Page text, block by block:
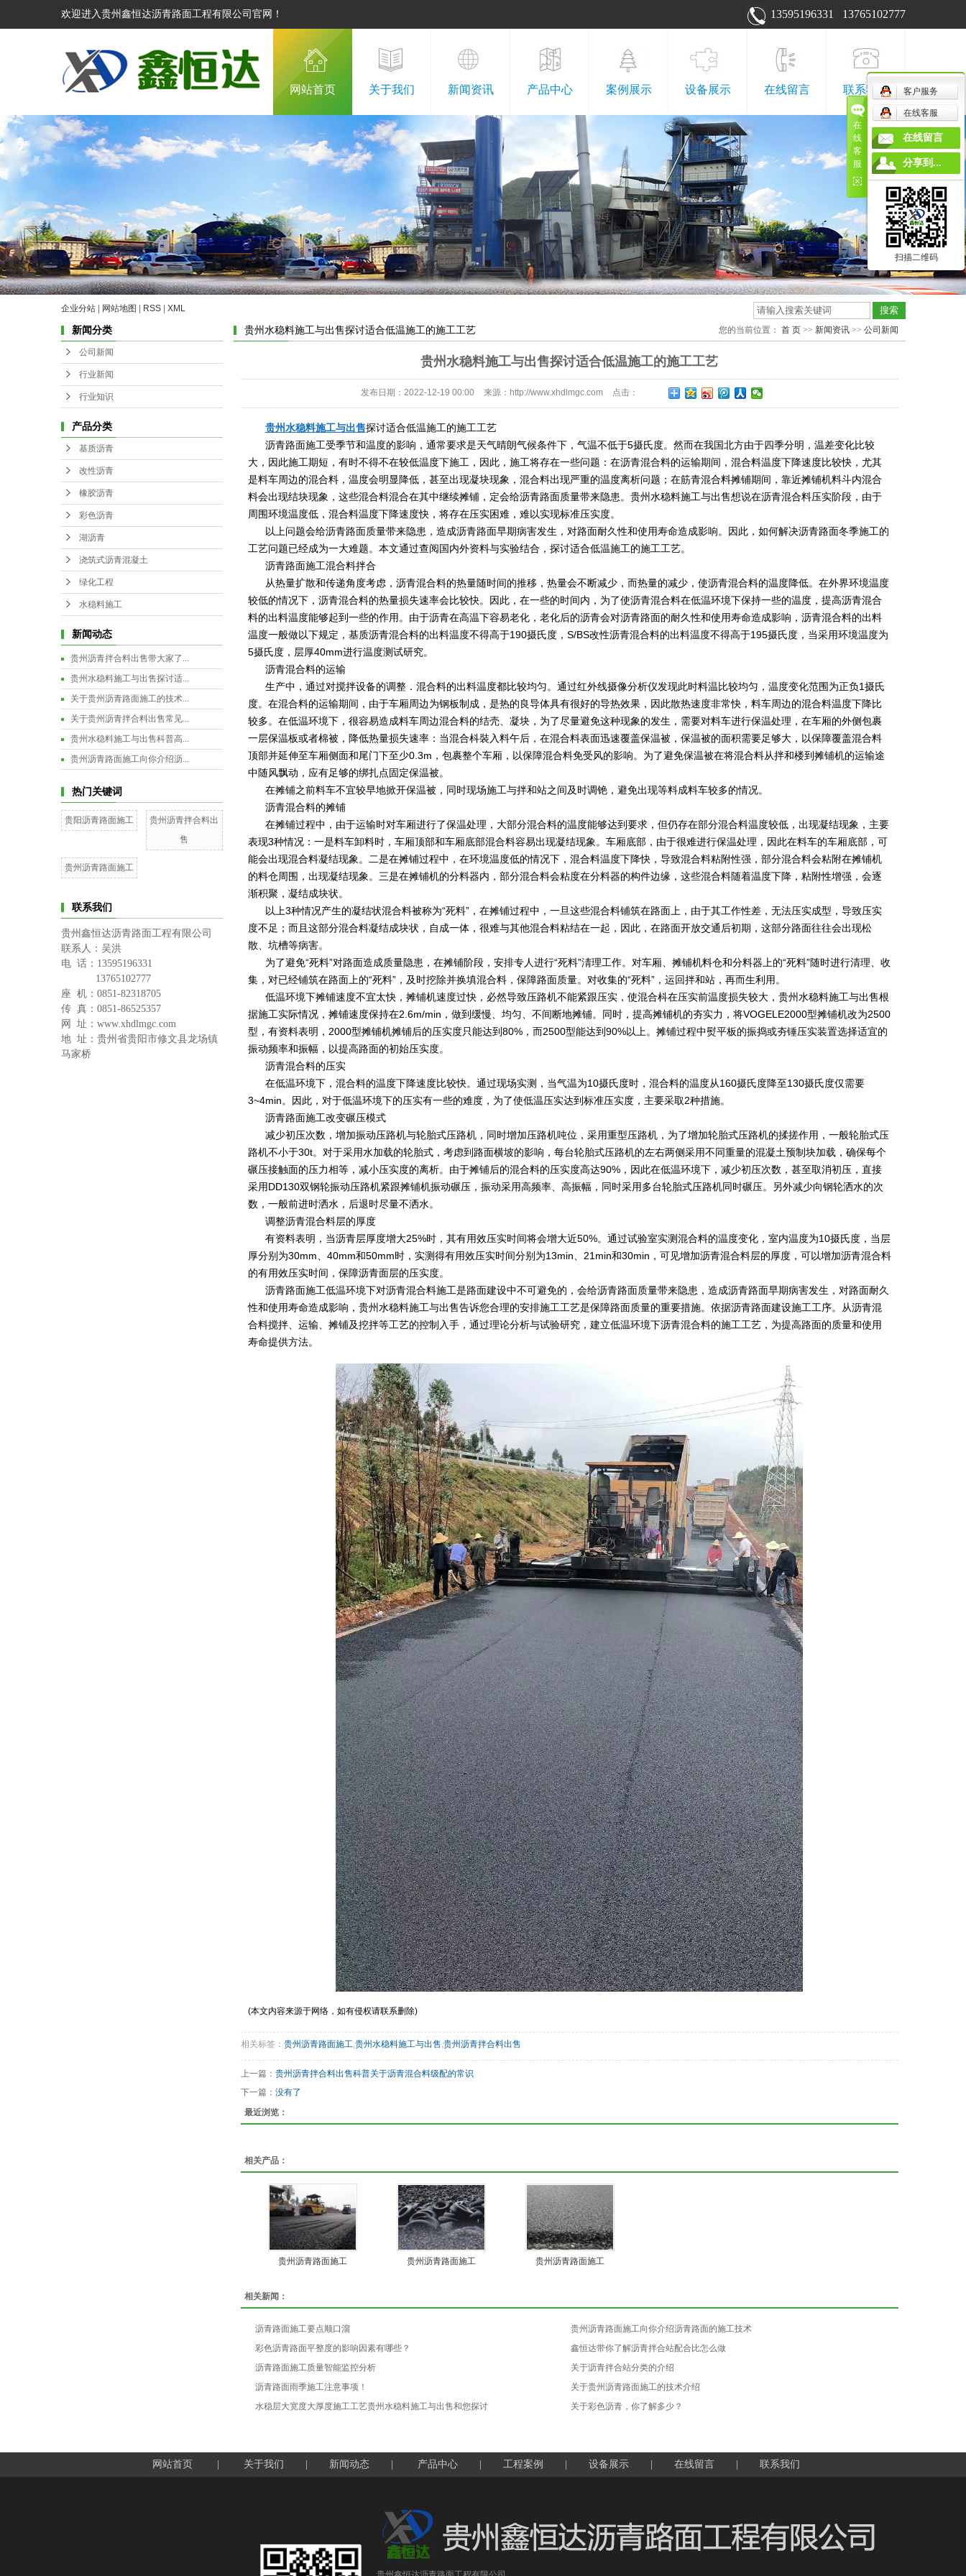
欢迎进入贵州鑫恒达沥青路面工程有限公司官网！ 13595196331 13765102777
网站首页 关于我们
公司介绍
荣誉资质
视频展示
新闻资讯
行业新闻
行业知识
产品中心
橡胶沥青
彩色沥青
湖沥青
浇筑式沥青混凝土
绿化工程
案例展示
土石方工程
绿化工程
沥青拌合站
设备展示
设备展示
在线留言 联系我们
联系我们
电子地图
企业分站| 网站地图 RSS| XML
新闻分类
公司新闻
行业新闻
行业知识
产品分类
基质沥青
改性沥青
橡胶沥青
彩色沥青
湖沥青
浇筑式沥青混凝土
绿化工程
水稳料施工
新闻动态
贵州沥青拌合料出售带大家了...
贵州水稳料施工与出售探讨适...
关于贵州沥青路面施工的技术...
关于贵州沥青拌合料出售常见...
贵州水稳料施工与出售科普高...
贵州沥青路面施工向你介绍沥...
热门关键词
贵阳沥青路面施工
贵州沥青拌合料出
售
贵州沥青路面施工
联系我们
贵州鑫恒达沥青路面工程有限公司
联系人：吴洪
电 话：13595196331
13765102777
座 机：0851-82318705
传 真： 0851-86525357
网 址：www.xhdlmgc.com
地 址：贵州省贵阳市修文县龙场镇
马家桥
贵州水稳料施工与出售探讨适合低温施工的施工工艺 您的当前位置： 首 页>> 新闻资讯>> 公司新闻
贵州水稳料施工与出售探讨适合低温施工的施工工艺
发布日期： 2022-12-19 00:00 来源： http://www.xhdlmgc.com 点击：
贵州水稳料施工与出售探讨适合低温施工的施工工艺
沥青路面施工受季节和温度的影响，通常要求是天气晴朗气候条件下，气温不低于5摄氏度。然而在我国北方由于四季分明，温差变化比较
大，因此施工期短，有时不得不在较低温度下施工，因此，施工将存在一些问题：在沥青混合料的运输期间，混合料温度下降速度比较快，尤其
是料车周边的混合料，温度会明显降低，甚至出现凝块现象，混合料出现严重的温度离析问题；在筋青混合料摊铺期间，靠近摊铺机料斗内混合
料会出现结块现象，这些混合料混合在其中继续摊铺，定会给沥青路面质量带来隐患。贵州水稳料施工与出售想说在沥青混合料压实阶段，由于
周围环境温度低，混合料温度下降速度快，将存在压实困难，难以实现标准压实度。
以上问题会给沥青路面质量带来隐患，造成沥青路面早期病害发生，对路面耐久性和使用寿命造成影响。因此，如何解决沥青路面冬季施工的
工艺问题已经成为一大难题。本文通过查阅国内外资料与实验结合，探讨适合低温施工的施工工艺。
沥青路面施工混合料拌合
从热量扩散和传递角度考虑，沥青混合料的热量随时间的推移，热量会不断减少，而热量的减少，使沥青混合料的温度降低。在外界环境温度
较低的情况下，沥青混合料的热量损失速率会比较快。因此，在一些的时间内，为了使沥青混合料在低温环境下保持一些的温度，提高沥青混合
料的出料温度能够起到一些的作用。由于沥青在高温下容易老化，老化后的沥青会对沥青路面的耐久性和使用寿命造成影响，沥青混合料的出料
温度一般做以下规定，基质沥青混合料的出料温度不得高于190摄氏度，S/BS改性沥青混合料的出料温度不得高于195摄氏度，当采用环境温度为
5摄氏度，层厚40mm进行温度测试研究。
沥青混合料的运输
生产中，通过对搅拌设备的调整．混合料的出料温度都比较均匀。通过红外线摄像分析仪发现此时料温比较均匀，温度变化范围为正负1摄氏
度。在混合料的运输期间，由于车厢周边为钢板制成，是热的良导体具有很好的导热效果，因此散热速度非常快，料车周边的混合料温度下降比
较多。在低温环境下，很容易造成料车周边混合料的结壳、凝块，为了尽量避免这种现象的发生，需要对料车进行保温处理，在车厢的外侧包裹
一层保温板或者棉被，降低热量损失速率：当混合枓裝入料午后，在混合料表面迅速覆盖保温被，保温被的面积需要足够大，以保障覆盖混合料
顶部并延伸至车厢侧面和尾门下至少0.3m，包裹整个车厢，以保障混合料免受风的影响。为了避免保温被在将混合料从拌和楼到摊铺机的运输途
中随风飘动，应有足够的绑扎点固定保温被。
在摊铺之前料车不宜较早地掀开保温被，同时现场施工与拌和站之间及时调铯，避免出现等料成料车较多的情况。
沥青混合料的摊铺
在摊铺过程中，由于运输时对车厢进行了保温处理，大部分混合料的温度能够达到要求，但仍存在部分混合料温度较低，出现凝结现象，主要
表现3种情况：一是料车卸料时，车厢顶部和车厢底部混合料容易出现凝结现象。车厢底部，由于很难进行保温处理，因此在料车的车厢底部，可
能会出现混合料凝结现象。二是在摊铺过程中，在环境温度低的情况下，混合料温度下降快，导致混合料粘附性强，部分混合料会粘附在摊铺机
的料仓周围，出现凝结现象。三是在摊铺机的分料器内，部分混合料会粘度在分料器的构件边缘，这些混合料随着温度下降，粘附性增强，会逐
渐积聚，凝结成块状。
以上3种情况产生的凝结状混合料被称为“死料”，在摊铺过程中，一旦这些混合料铺筑在路面上，由于其工作性差，无法压实成型，导致压实
度不足；而且这部分混合料凝结成块状，自成一体，很难与其他混合料粘结在一起，因此，在路面开放交通后初期，这部分路面往往会出现松
散、坑槽等病害。
为了避免“死料”对路面造成质量隐患，在摊铺阶段，安排专人进行“死料”淸理工作。对车厢、摊铺机料仓和分料器上的“死料”随时进行清理、收
集，对已经铺筑在路面上的“死料”，及时挖除并换填混合料，保障路面质量。对收集的“死料”，运回拌和站，再而生利用。
低温环境下摊铺速度不宜太快，摊铺机速度过快，必然导致压路机不能紧跟压实，使混合枓在压实前温度损失较大，贵州水稳料施工与出售根
据施工实际情况，摊铺速度保持在2.6m/min，做到缓慢、均匀、不间断地摊铺。同时，提高摊铺机的夯实力，将VOGELE2000型摊铺机改为2500
型，有资料表明，2000型摊铺机摊铺后的压实度只能达到80%，而2500型能达到90%以上。摊铺过程中熨平板的振捣或夯锤压实装置选择适宜的
振动频率和振幅，以提高路面的初始压实度。
沥青混合料的压实
在低温环境下，混合料的温度下降速度比较快。通过现场实测，当气温为10摄氏度时，混合料的温度从160摄氏度降至130摄氏度仅需要
3~4min。因此，对于低温环境下的压实有一些的难度，为了使低温压实达到标准压实度，主要采取2种措施。
沥青路面施工改变碾压模式
减少初压次数，增加振动压路机与轮胎式压路机，同时增加压路机吨位，采用重型压路机，为了增加轮胎式压路机的揉搓作用，一般轮胎式压
路机不小于30t。对于采用水加载的轮胎式，考虑到路面横坡的影响，每台轮胎式压路机的左右两侧采用不同重量的混凝土预制块加载，确保每个
碾压接触面的压力相等，减小压实度的离析。由于摊铺后的混合料的压实度高达90%，因此在低温环境下，减少初压次数，甚至取消初压，直接
采用DD130双钢轮振动压路机紧跟摊铺机振动碾压，振动采用高频率、高振幅，同时采用多台轮胎式压路机同时碾压。另外减少向钢轮洒水的次
数，一般前进时洒水，后退时尽量不洒水。
调整沥青混合料层的厚度
有资料表明，当沥青层厚度增大25%时，其有用效压实时间将会增大近50%。通过试验室实测混合料的温度变化，室内温度为10摄氏度，当层
厚分别为30mm、40mm和50mm时，实测得有用效压实时间分别为13min、21min和30min，可见增加沥青混合料层的厚度，可以增加沥青混合料
的有用效压实时间，保障沥青面层的压实度。
沥青路面施工低温环境下对沥青混合料施工是路面建设中不可避免的，会给沥青路面质量带来隐患，造成沥青路面早期病害发生，对路面耐久
性和使用寿命造成影响，贵州水稳料施工与出售告诉您合理的安排施工工艺是保障路面质量的重要措施。依据沥青路面建设施工工序。从沥青混
合料搅拌、运输、摊铺及挖拌等工艺的控制入手，通过理论分析与试验研究，建立低温环境下沥青混合料的施工工艺，为提高路面的质量和使用
寿命提供方法。
(本文内容来源于网络，如有侵权请联系删除)
相关标签： 贵州沥青路面施工,贵州水稳料施工与出售,贵州沥青拌合料出售
上一篇： 贵州沥青拌合料出售科普关于沥青混合料级配的常识
下一篇： 没有了
最近浏览：
相关产品：
贵州沥青路面施工 贵州沥青路面施工 贵州沥青路面施工
相关新闻：
沥青路面施工要点顺口溜
贵州沥青路面施工向你介绍沥青路面的施工技术
彩色沥青路面平整度的影响因素有哪些？
鑫恒达带你了解沥青拌合站配合比怎么做
沥青路面施工质量智能监控分析
关于沥青拌合站分类的介绍
沥青路面雨季施工注意事项！
关于贵州沥青路面施工的技术介绍
​水稳层大宽度大厚度施工工艺贵州水稳料施工与出售和您探讨
关于彩色沥青，你了解多少？
网站首页 关于我们 新闻动态 产品中心 工程案例 设备展示 在线留言 联系我们
在
线
客
服
客户服务
在线客服
在线留言
分享到...
扫描二维码